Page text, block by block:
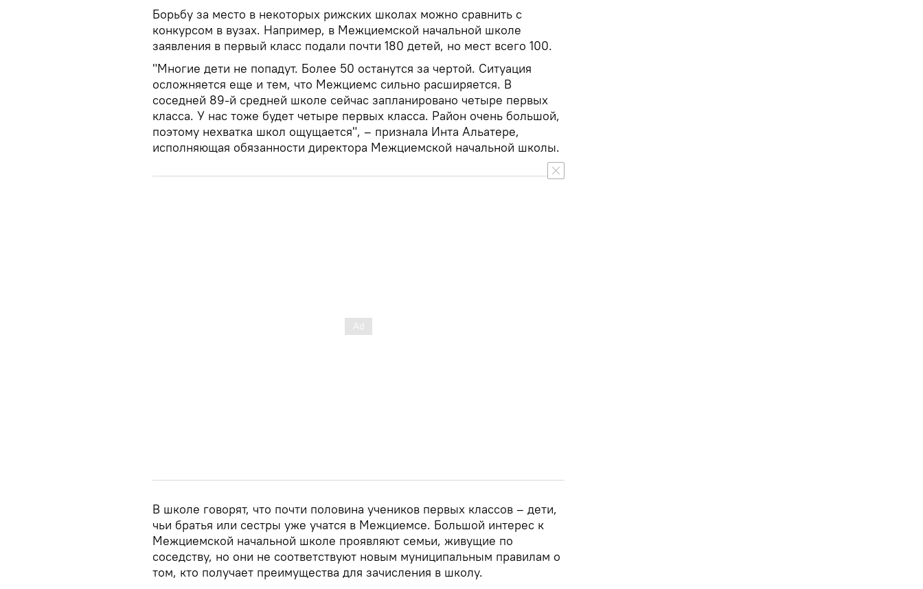
Борьбу за место в некоторых рижских школах можно сравнить с
конкурсом в вузах. Например, в Межциемской начальной школе
заявления в первый класс подали почти 180 детей, но мест всего 100.
"Многие дети не попадут. Более 50 останутся за чертой. Ситуация
осложняется еще и тем, что Межциемс сильно расширяется. В
соседней 89-й средней школе сейчас запланировано четыре первых
класса. У нас тоже будет четыре первых класса. Район очень большой,
поэтому нехватка школ ощущается", – признала Инта Альатере,
исполняющая обязанности директора Межциемской начальной школы.
В школе говорят, что почти половина учеников первых классов – дети,
чьи братья или сестры уже учатся в Межциемсе. Большой интерес к
Межциемской начальной школе проявляют семьи, живущие по
соседству, но они не соответствуют новым муниципальным правилам о
том, кто получает преимущества для зачисления в школу.